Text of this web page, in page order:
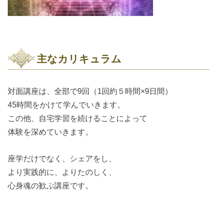
主なカリキュラム
対面講座は、全部で9回（1回約５時間×9日間）
45時間をかけて学んでいきます。
この他、自宅学習を続けることによって
体験を深めていきます。
座学だけでなく、シェアをし、
より実践的に、よりたのしく、
心身魂の歓ぶ講座です。